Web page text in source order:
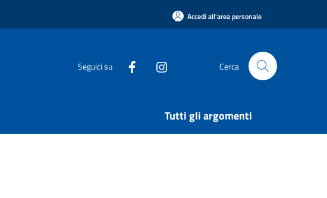
Accedi all'area personale
Seguici su Cerca
Tutti gli argomenti